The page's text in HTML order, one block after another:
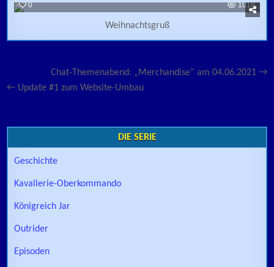
0 1018
Weihnachtsgruß
Beitragsnavigation
Chat-Themenabend: „Merchandise“ am 04.06.2021 →
← Update #1 zum Website-Umbau
DIE SERIE
Geschichte
Kavallerie-Oberkommando
Königreich Jar
Outrider
Episoden